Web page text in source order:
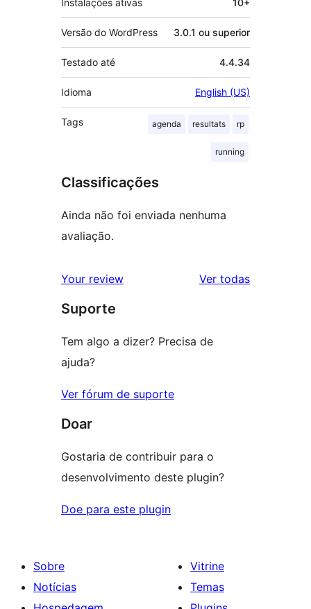
Versão do WordPress 3.0.1 ou superior
Testado até 4.4.34
Idioma English (US)
Tags agenda resultats rp
running
Classificações
Ainda não foi enviada nenhuma
avaliação.
Your review Ver todasavaliações
Suporte
Tem algo a dizer? Precisa de
ajuda?
Ver fórum de suporte
Doar
Gostaria de contribuir para o
desenvolvimento deste plugin?
Doe para este plugin
Sobre
Notícias
Vitrine
Temas